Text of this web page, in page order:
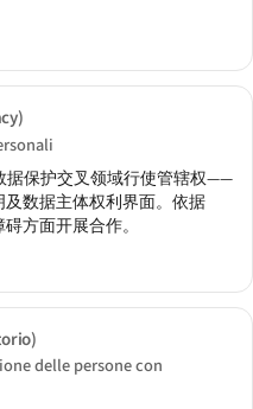
据保护交叉领域行使管辖权——
数据主体权利界面。依据
方面开展合作。
delle persone con